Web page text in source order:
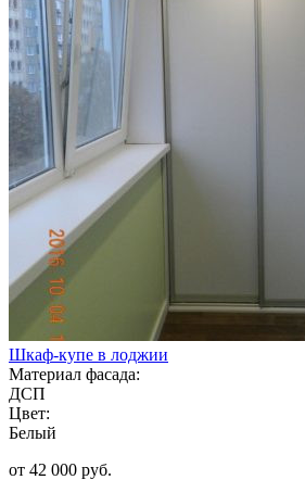
Шкаф-купе в лоджии
Материал фасада:
ДСП
Цвет:
Белый
от 42 000 руб.